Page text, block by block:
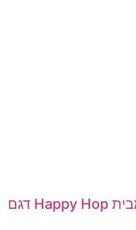
מתנפח נסיכות מתקן קפיצה מבית Happy Hop דגם